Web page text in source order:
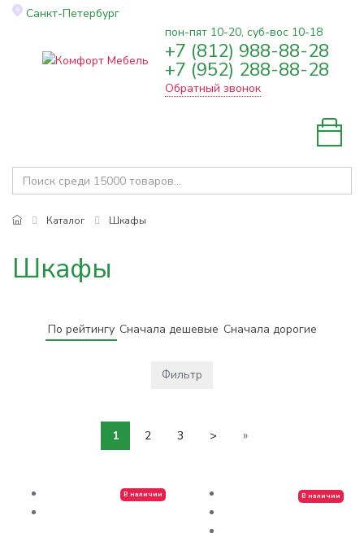
Санкт-Петербург
Toggle
пон-пят 10-20, суб-вос 10-18
+7 (812) 988-88-28
+7 (952) 288-88-28
Обратный звонок
Каталог Шкафы
Шкафы
По рейтингу Сначала дешевые Сначала дорогие
Фильтр
1 2 3 > »
В наличии В наличии